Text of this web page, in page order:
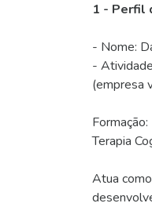
1 - Perfil
- Nome:
-
(empresa
Terapia
Atua